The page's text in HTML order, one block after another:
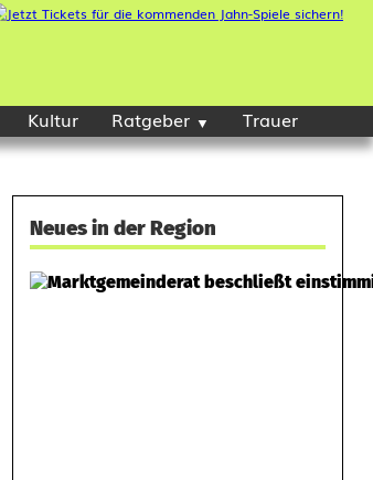
Kultur Ratgeber Trauer
Neues in der Region